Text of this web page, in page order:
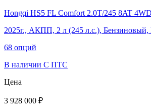
Hongqi HS5 FL Comfort 2.0T/245 8AT 4WD
2025г., АКПП, 2 л (245 л.с.),
68 опций
В наличии С ПТС
Цена
3 928 000 ₽